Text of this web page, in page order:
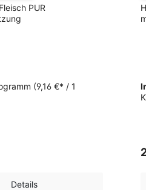
PUR
(9,16 €* / 1
Details